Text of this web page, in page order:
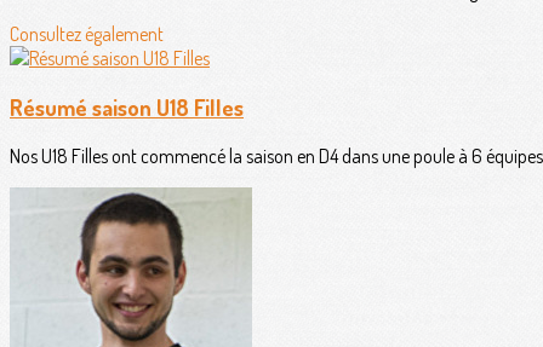
Consultez également
Résumé saison U18 Filles
Nos U18 Filles ont commencé la saison en D4 dans une poule à 6